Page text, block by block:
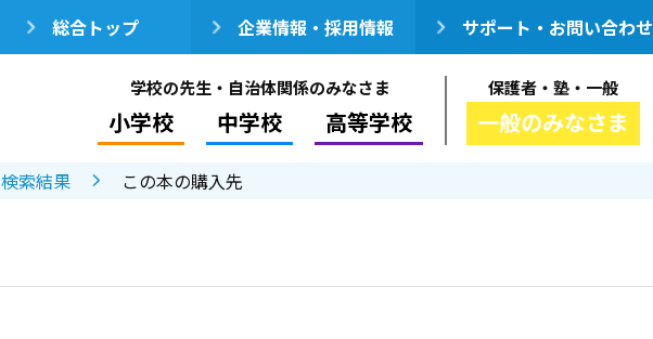
総合トップ 企業情報・採用情報 サポート・お問い合わせ
学校の先生・自治体関係のみなさま
小学校 中学校 高等学校
保護者・塾・一般
一般のみなさま
検索結果 この本の購入先